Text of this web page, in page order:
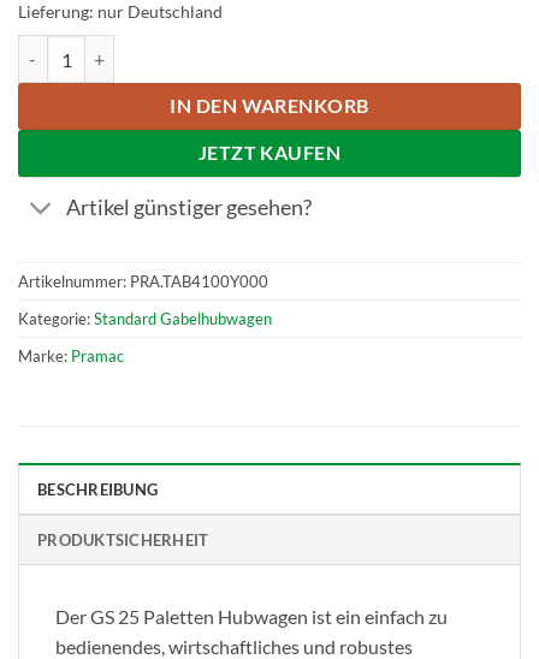
Lieferung: nur Deutschland
IN DEN WARENKORB
JETZT KAUFEN
Artikel günstiger gesehen?
Artikelnummer: PRA.TAB4100Y000
Kategorie:Standard Gabelhubwagen
Marke: Pramac
BESCHREIBUNG
PRODUKTSICHERHEIT
Der GS 25 Paletten Hubwagen ist ein einfach zu
bedienendes, wirtschaftliches und robustes